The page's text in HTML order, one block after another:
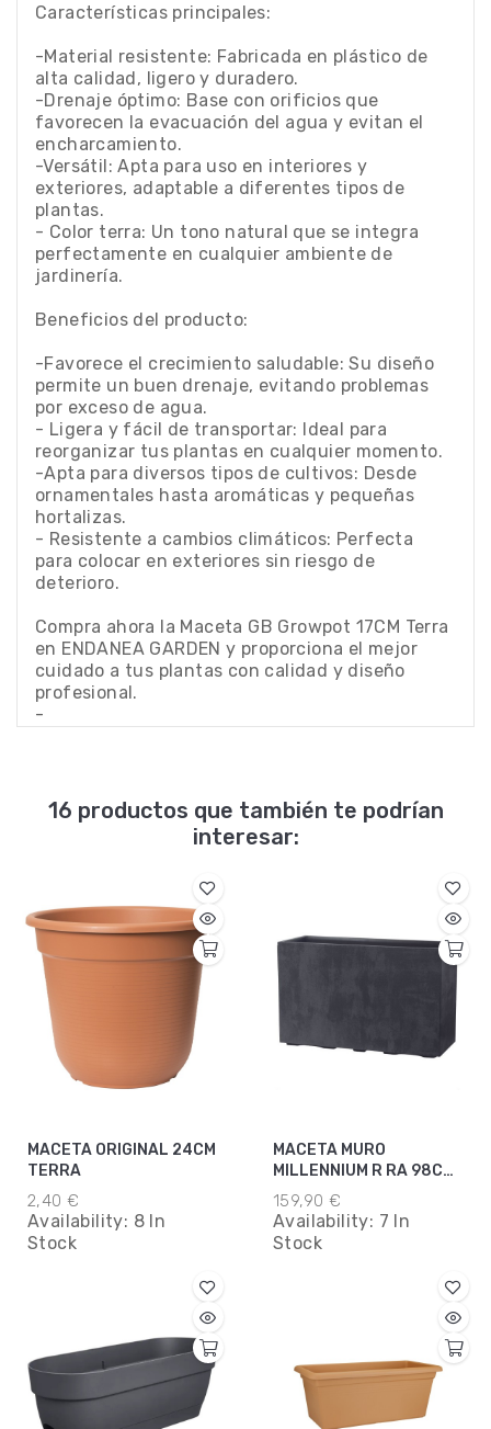
Características principales:
-Material resistente: Fabricada en plástico de
alta calidad, ligero y duradero.
-Drenaje óptimo: Base con orificios que
favorecen la evacuación del agua y evitan el
encharcamiento.
-Versátil: Apta para uso en interiores y
exteriores, adaptable a diferentes tipos de
plantas.
- Color terra: Un tono natural que se integra
perfectamente en cualquier ambiente de
jardinería.
Beneficios del producto:
-Favorece el crecimiento saludable: Su diseño
permite un buen drenaje, evitando problemas
por exceso de agua.
- Ligera y fácil de transportar: Ideal para
reorganizar tus plantas en cualquier momento.
-Apta para diversos tipos de cultivos: Desde
ornamentales hasta aromáticas y pequeñas
hortalizas.
- Resistente a cambios climáticos: Perfecta
para colocar en exteriores sin riesgo de
deterioro.
Compra ahora la Maceta GB Growpot 17CM Terra
en ENDANEA GARDEN y proporciona el mejor
cuidado a tus plantas con calidad y diseño
profesional.
-
16 productos que también te podrían
interesar:
MACETA ORIGINAL 24CM
TERRA
2,40 €
Availability: 8 In
Stock
MACETA MURO
MILLENNIUM R RA 98CM
ANTRACITA
159,90 €
Availability: 7 In
Stock